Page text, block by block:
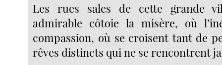
Les rues sales de cette grande
admirable côtoie la misère, où
compassion, où se croisent tant de
rêves distincts qui ne se rencontrent